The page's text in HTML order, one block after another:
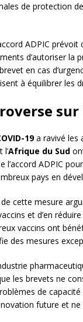
de protection
ADPIC
d’autoriser la
en cas
à équilibrer les
19a ravivé les
l’Afrique du Sud
l’accord ADPIC
pays en
cette mesure
et d’en
vaccins ont
des mesures
les brevets ne
de
future et